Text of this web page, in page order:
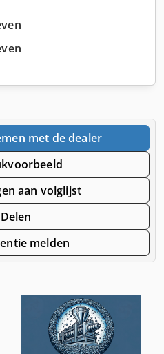
met de dealer
aan volglijst
Delen
melden